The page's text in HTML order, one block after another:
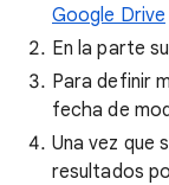
Google Drive
En la parte
Para definir
fecha de
Una vez que
resultados